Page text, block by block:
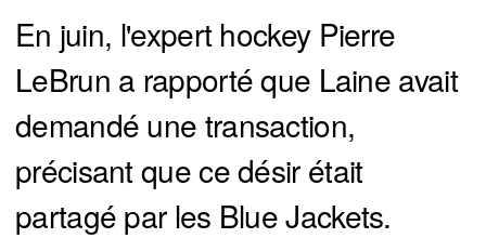
En juin, l'expert hockey Pierre
LeBrun a rapporté que Laine avait
demandé une transaction,
précisant que ce désir était
partagé par les Blue Jackets.